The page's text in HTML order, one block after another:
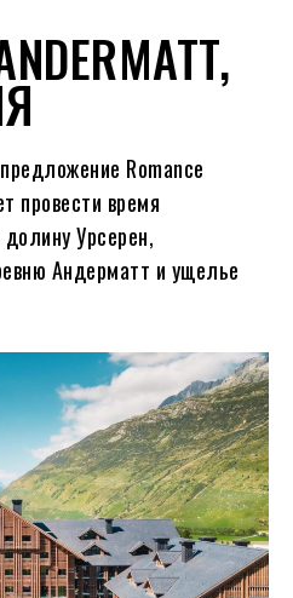
Romance
провести время
Урсерен,
Андерматт и ущелье